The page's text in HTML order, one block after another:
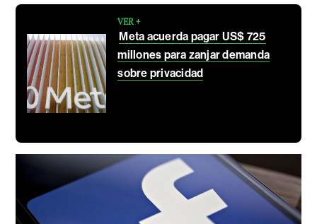
VER +
Meta acuerda pagar US$ 725
millones para zanjar demanda
sobre privacidad